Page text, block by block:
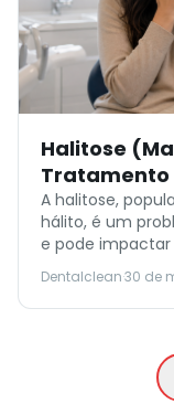
Halitose
Tratamento
A halitose,
hálito, é um
e pode
próximas ou
está sozinho.
Dentalclean·30 de